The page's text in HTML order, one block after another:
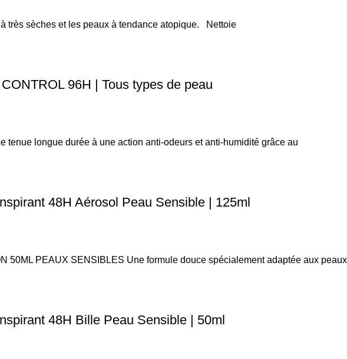
très sèches et les peaux à tendance atopique. Nettoie
96H | Tous types de peau
tenue longue durée à une action anti-odeurs et anti-humidité grâce au
48H Aérosol Peau Sensible | 125ml
50ML PEAUX SENSIBLES Une formule douce spécialement adaptée aux
48H Bille Peau Sensible | 50ml